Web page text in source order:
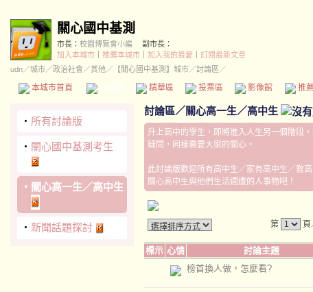
關心國中基測
市長： 校園博覽會小編
副市長：
加入本城市
推薦本城市 加入我的最愛
訂閱最新文章
udn／城市／政治社會 ／其他 ／ 【關心國中基測】城市／討論區／
本城市首頁 精華區 投票區 影像館 推
‧ 所有討論版
‧ 關心國中基測考生
‧ 關心高一生／高中生
‧ 新聞話題探討
討論區／ 關心高一生／高中生
升上高中的學生，即將進入人生另一個階段
疑問，同樣需要大家的關心。
此討論版歡迎所有高中生／家有高中生／教
關心高中生與他們生活週遭的人事物吧！
第
標示 心情 討論主題
榜首換人做，怎麼看?